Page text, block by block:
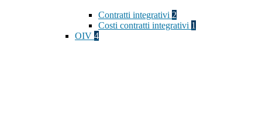
Contratti integrativi 2
Costi contratti integrativi 1
OIV 4